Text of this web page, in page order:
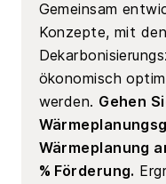
Gemeinsam
Konzepte, mit
ökonomisch
werden. Gehen
Wärmeplanung
% Förderung.